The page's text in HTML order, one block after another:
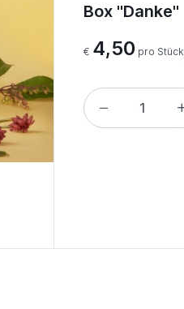
Box "Danke"
€ 4,50pro Stück